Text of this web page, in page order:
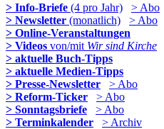
> Info-Briefe (4 pro Jahr)
> Abo
> Newsletter (monatlich)
> Abo
> Online-Veranstaltungen
> Videos von/mit Wir sind Kirche
> aktuelle Buch-Tipps
> aktuelle Medien-Tipps
> Presse-Newsletter
> Abo
> Reform-Ticker
> Abo
> Sonntagsbriefe
> Abo
> Terminkalender
> Archiv